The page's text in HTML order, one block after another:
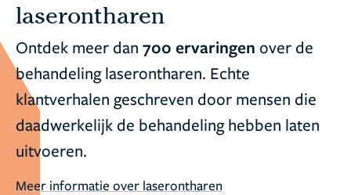
laserontharen
Ontdek meer dan 700 ervaringen over de
behandeling laserontharen. Echte
klantverhalen geschreven door mensen die
daadwerkelijk de behandeling hebben laten
uitvoeren.
Meer informatie over laserontharen